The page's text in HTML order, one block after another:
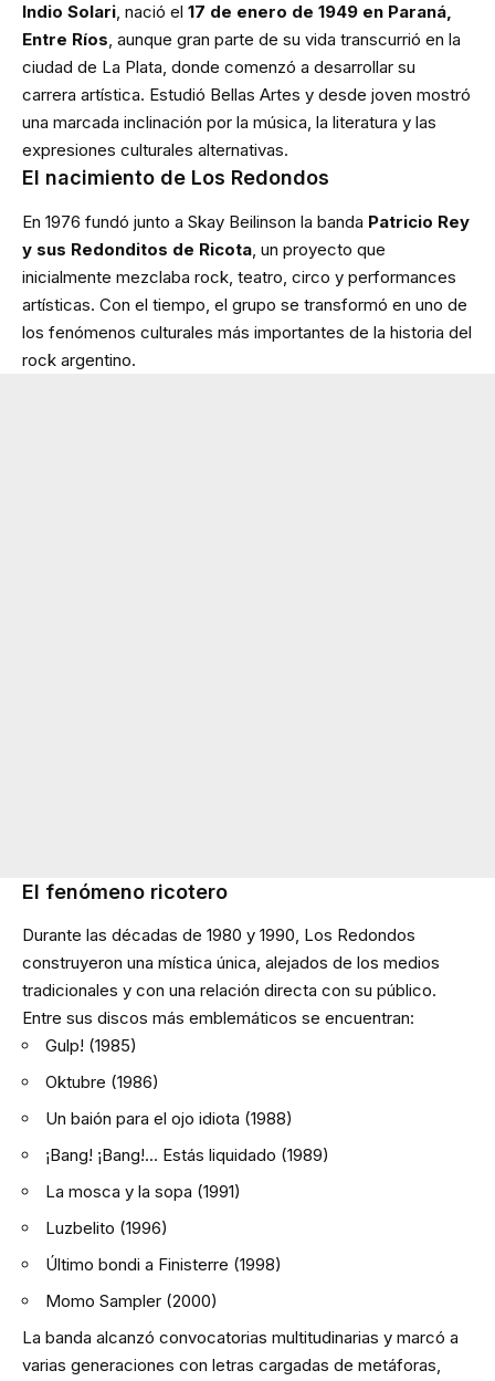
Indio Solari, nació el 17 de enero de 1949 en Paraná,
Entre Ríos, aunque gran parte de su vida transcurrió en la
ciudad de La Plata, donde comenzó a desarrollar su
carrera artística. Estudió Bellas Artes y desde joven mostró
una marcada inclinación por la música, la literatura y las
expresiones culturales alternativas.
El nacimiento de Los Redondos
En 1976 fundó junto a Skay Beilinson la banda Patricio Rey
y sus Redonditos de Ricota, un proyecto que
inicialmente mezclaba rock, teatro, circo y performances
artísticas. Con el tiempo, el grupo se transformó en uno de
los fenómenos culturales más importantes de la historia del
rock argentino.
El fenómeno ricotero
Durante las décadas de 1980 y 1990, Los Redondos
construyeron una mística única, alejados de los medios
tradicionales y con una relación directa con su público.
Entre sus discos más emblemáticos se encuentran:
Gulp! (1985)
Oktubre (1986)
Un baión para el ojo idiota (1988)
¡Bang! ¡Bang!… Estás liquidado (1989)
La mosca y la sopa (1991)
Luzbelito (1996)
Último bondi a Finisterre (1998)
Momo Sampler (2000)
La banda alcanzó convocatorias multitudinarias y marcó a
varias generaciones con letras cargadas de metáforas,